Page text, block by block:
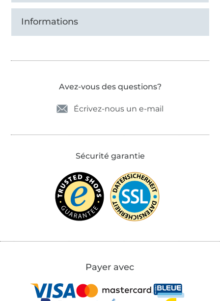
Informations
Avez-vous des questions?
Écrivez-nous un e-mail
Sécurité garantie
Payer avec